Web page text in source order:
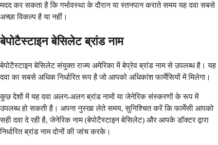
मदद कर सकता है कि गर्भावस्था के दौरान या स्तनपान कराते समय यह दवा सबसे
अच्छा विकल्प है या नहीं।
बेपोटैस्टाइन बेसिलेट ब्रांड नाम
बेपोटैस्टाइन बेसिलेट संयुक्त राज्य अमेरिका में बेप्रेव ब्रांड नाम से उपलब्ध है। यह
दवा का सबसे अधिक निर्धारित रूप है जो आपको अधिकांश फार्मेसियों में मिलेगा।
कुछ देशों में यह दवा अलग-अलग ब्रांड नामों या जेनेरिक संस्करणों के रूप में
उपलब्ध हो सकती है। अपना नुस्खा लेते समय, सुनिश्चित करें कि फार्मेसी आपको
सही दवा दे रही है, जेनेरिक नाम (बेपोटैस्टाइन बेसिलेट) और आपके डॉक्टर द्वारा
निर्धारित ब्रांड नाम दोनों की जांच करके।